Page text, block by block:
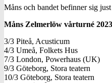
Måns och bandet befinner sig
Måns Zelmerlöw vårturné 2023
3/3 Piteå, Acusticum
4/3 Umeå, Folkets Hus
7/3 London, Powerhaus (UK)
9/3 Göteborg, Stora teatern
10/3 Göteborg, Stora teatern